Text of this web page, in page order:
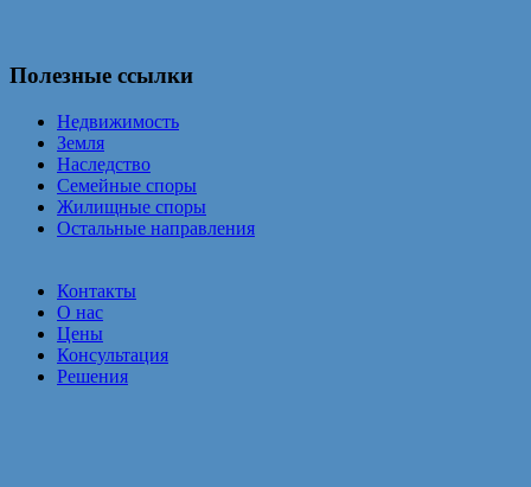
Полезные ссылки
Недвижимость
Земля
Наследство
Семейные споры
Жилищные споры
Остальные направления
Контакты
О нас
Цены
Консультация
Решения